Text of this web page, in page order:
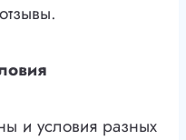
и условия разных